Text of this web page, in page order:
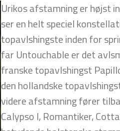
Urikos afstamning er højst
ser en helt speciel
topavlshingste inden for
far Untouchable er det
franske topavlshingst
den hollandske
videre afstamning fører
Calypso I, Romantiker,